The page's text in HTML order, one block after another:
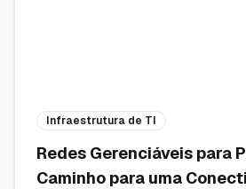
Infraestrutura de TI
Redes Gerenciáveis para
Caminho para uma